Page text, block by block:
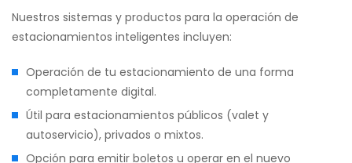
Nuestros sistemas y productos para la operación de
estacionamientos inteligentes incluyen:
Operación de tu estacionamiento de una forma
completamente digital.
Útil para estacionamientos públicos (valet y
autoservicio), privados o mixtos.
Opción para emitir boletos u operar en el nuevo